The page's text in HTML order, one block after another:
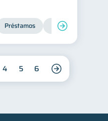
Préstamos Productos
4 5 6